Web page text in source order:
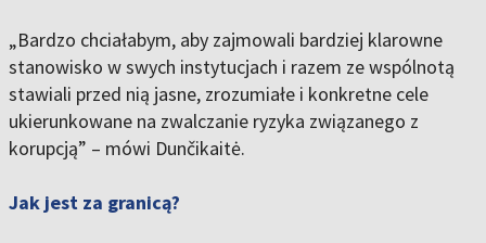
„Bardzo chciałabym, aby zajmowali bardziej klarowne
stanowisko w swych instytucjach i razem ze wspólnotą
stawiali przed nią jasne, zrozumiałe i konkretne cele
ukierunkowane na zwalczanie ryzyka związanego z
korupcją” – mówi Dunčikaitė.
Jak jest za granicą?